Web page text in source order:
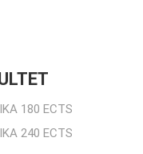
180 ECTS
240 ECTS